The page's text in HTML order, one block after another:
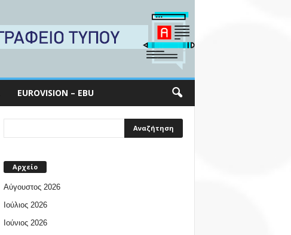
EUROVISION – EBU
Αρχείο
Αύγουστος 2026
Ιούλιος 2026
Ιούνιος 2026